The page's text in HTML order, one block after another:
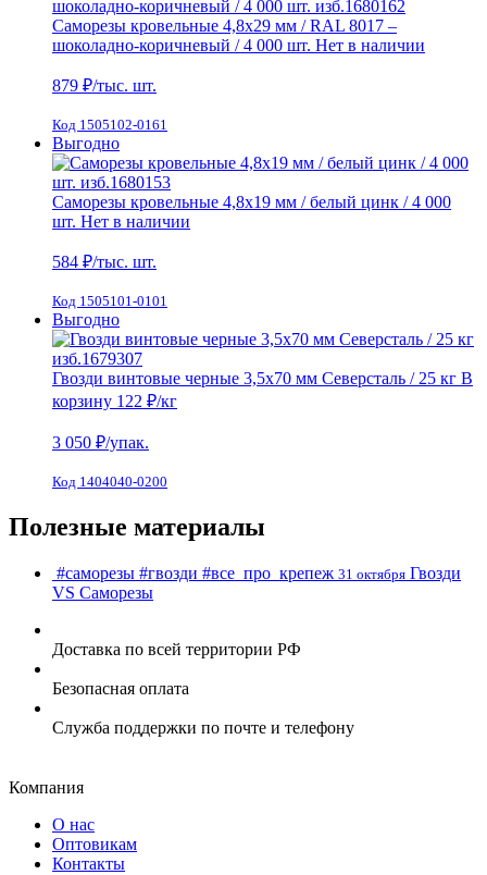
Саморезы кровельные 4,8х29 мм / RAL 8017 –
шоколадно-коричневый / 4 000 шт. Нет в наличии
879 ₽/тыс. шт.
Код 1505102-0161
Выгодно
Саморезы кровельные 4,8х19 мм / белый цинк / 4 000
шт. Нет в наличии
584 ₽/тыс. шт.
Код 1505101-0101
Выгодно
Гвозди винтовые черные 3,5х70 мм Северсталь / 25 кг В
корзину 122 ₽/кг
3 050 ₽/упак.
Код 1404040-0200
Полезные материалы
#саморезы #гвозди #все_про_крепеж 31 октября Гвозди
VS Cаморезы
Доставка по всей территории РФ
Безопасная оплата
Служба поддержки по почте и телефону
Компания
О нас
Оптовикам
Контакты